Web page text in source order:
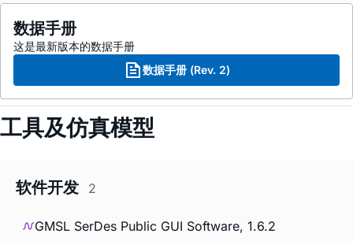
数据手册
这是最新版本的数据手册
数据手册 (Rev. 2)
工具及仿真模型
软件开发 2
GMSL SerDes Public GUI Software, 1.6.2